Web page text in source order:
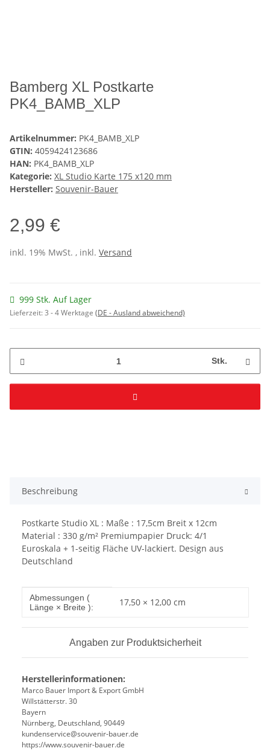
Bamberg XL Postkarte
PK4_BAMB_XLP
Artikelnummer: PK4_BAMB_XLP
GTIN: 4059424123686
HAN: PK4_BAMB_XLP
Kategorie: XL Studio Karte 175 x120 mm
Hersteller: Souvenir-Bauer
2,99 €
inkl. 19% MwSt. , inkl. Versand
999 Stk. Auf Lager
Lieferzeit:3 - 4 Werktage (DE - Ausland abweichend)
Stk.
Beschreibung
Postkarte Studio XL : Maße : 17,5cm Breit x 12cm
Material : 330 g/m² Premiumpapier Druck: 4/1
Euroskala + 1-seitig Fläche UV-lackiert. Design aus
Deutschland
Produkteigenschaft
Wert
Abmessungen (
Länge × Breite ):
17,50 × 12,00 cm
Angaben zur Produktsicherheit
Herstellerinformationen:
Marco Bauer Import & Export GmbH
Willstätterstr. 30
Bayern
Nürnberg, Deutschland, 90449
kundenservice@souvenir-bauer.de
https://www.souvenir-bauer.de